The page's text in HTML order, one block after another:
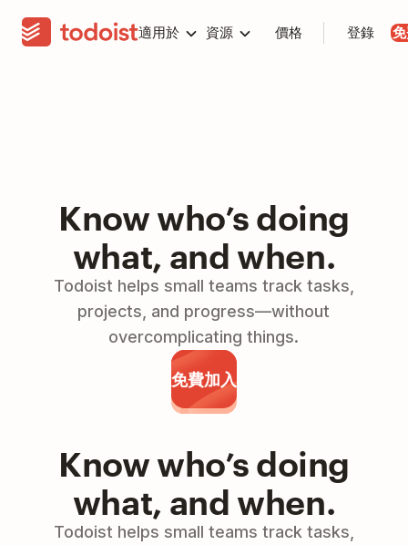
適用於 資源 價格 登錄
Know who’s doing
what, and when.
Todoist helps small teams track tasks,
projects, and progress—without
overcomplicating things.
免費加入
Know who’s doing
what, and when.
Todoist helps small teams track tasks,